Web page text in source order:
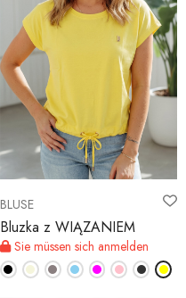
BLUSE
Bluzka z WIĄZANIEM
Sie müssen sich anmelden